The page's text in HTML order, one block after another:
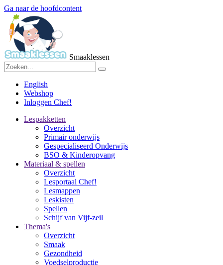
Ga naar de hoofdcontent
Smaaklessen
English
Webshop
Inloggen Chef!
Lespakketten
Overzicht
Primair onderwijs
Gespecialiseerd Onderwijs
BSO & Kinderopvang
Materiaal & spellen
Overzicht
Lesportaal Chef!
Lesmappen
Leskisten
Spellen
Schijf van Vijf-zeil
Thema's
Overzicht
Smaak
Gezondheid
Voedselproductie